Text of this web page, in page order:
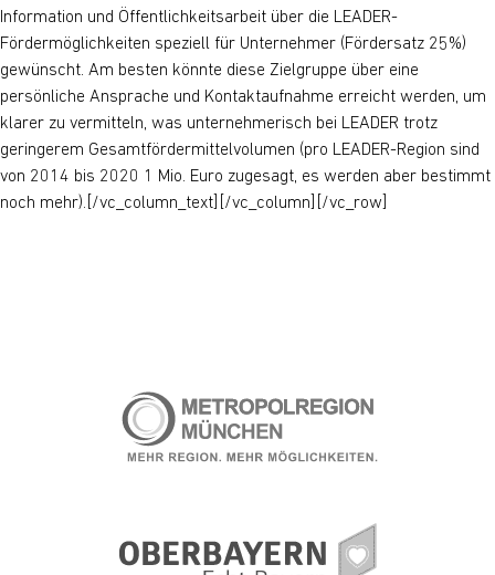
Information und Öffentlichkeitsarbeit über die LEADER-
Fördermöglichkeiten speziell für Unternehmer (Fördersatz 25%)
gewünscht. Am besten könnte diese Zielgruppe über eine
persönliche Ansprache und Kontaktaufnahme erreicht werden, um
klarer zu vermitteln, was unternehmerisch bei LEADER trotz
geringerem Gesamtfördermittelvolumen (pro LEADER-Region sind
von 2014 bis 2020 1 Mio. Euro zugesagt, es werden aber bestimmt
noch mehr).[/vc_column_text][/vc_column][/vc_row]